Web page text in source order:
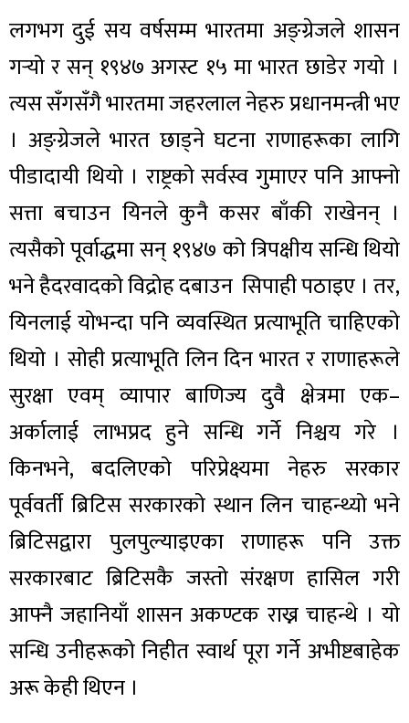
लगभग दुई सय वर्षसम्म भारतमा अङ्ग्रेजले शासन
गर्‍यो र सन् १९४७ अगस्ट १५ मा भारत छाडेर गयो ।
त्यस सँगसँगै भारतमा जहरलाल नेहरु प्रधानमन्त्री भए
। अङ्ग्रेजले भारत छाड्ने घटना राणाहरूका लागि
पीडादायी थियो । राष्ट्रको सर्वस्व गुमाएर पनि आफ्नो
सत्ता बचाउन यिनले कुनै कसर बाँकी राखेनन् ।
त्यसैको पूर्वाद्धमा सन् १९४७ को त्रिपक्षीय सन्धि थियो
भने हैदरवादको विद्रोह दबाउन सिपाही पठाइए । तर,
यिनलाई योभन्दा पनि व्यवस्थित प्रत्याभूति चाहिएको
थियो । सोही प्रत्याभूति लिन दिन भारत र राणाहरूले
सुरक्षा एवम् व्यापार बाणिज्य दुवै क्षेत्रमा एक–
अर्कालाई लाभप्रद हुने सन्धि गर्ने निश्चय गरे ।
किनभने, बदलिएको परिप्रेक्ष्यमा नेहरु सरकार
पूर्ववर्ती ब्रिटिस सरकारको स्थान लिन चाहन्थ्यो भने
ब्रिटिसद्वारा पुलपुल्याइएका राणाहरू पनि उक्त
सरकारबाट ब्रिटिसकै जस्तो संरक्षण हासिल गरी
आफ्नै जहानियाँ शासन अकण्टक राख्न चाहन्थे । यो
सन्धि उनीहरूको निहीत स्वार्थ पूरा गर्ने अभीष्टबाहेक
अरू केही थिएन ।